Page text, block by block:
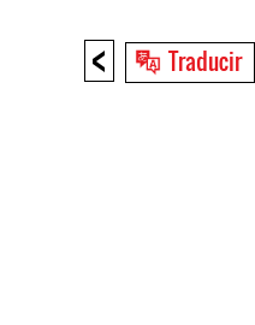
< Traducir